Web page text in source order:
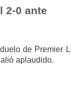
2-0 ante
de Premier
aplaudido.